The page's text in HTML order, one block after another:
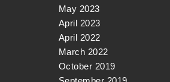
May 2023
April 2023
April 2022
March 2022
October 2019